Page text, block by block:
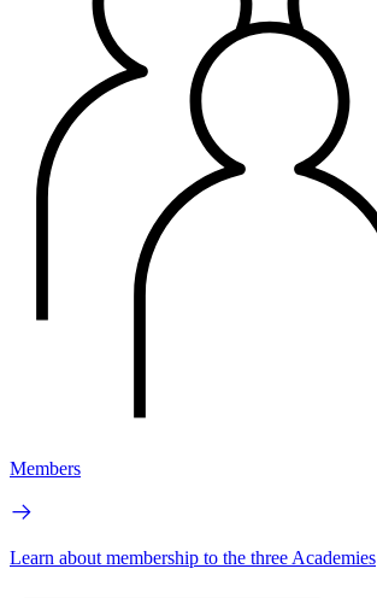
Members
Learn about membership to the three Academies